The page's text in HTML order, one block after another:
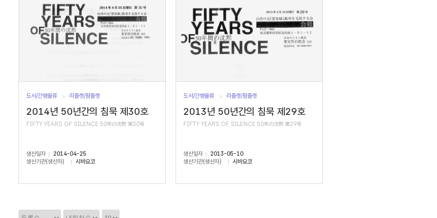
도서/간행물류 리플렛/팜플렛
2014년 50년간의 침묵 제30호
FIFTY YEARS OF SILENCE 50年の沈黙 第30号
생산일자
2014-04-25
생산기관(생산자)
시바요코
도서/간행물류 리플렛/팜플렛
2013년 50년간의 침묵 제29호
FIFTY YEARS OF SILENCE 50年の沈黙 第29号
생산일자
2013-05-10
생산기관(생산자)
시바요코
정
정
정